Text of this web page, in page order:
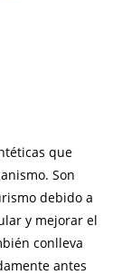
que
Son
debido a
y mejorar el
conlleva
antes